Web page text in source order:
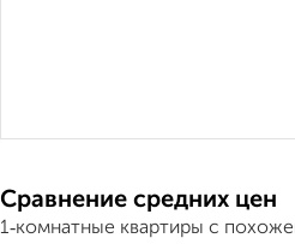
Сравнение средних цен
1‑комнатные квартиры с